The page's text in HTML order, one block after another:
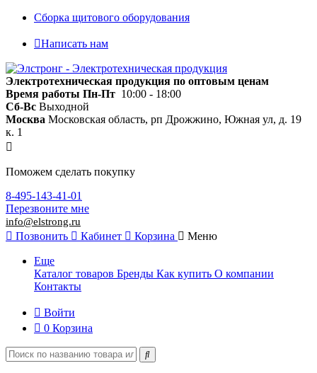
Сборка щитового оборудования
Написать нам
Электротехническая продукция по оптовым ценам
Время работы Пн-Пт 10:00 - 18:00
Сб-Вс Выходной
Москва Московская область, рп Дрожжино, Южная ул, д. 19
к. 1
Поможем сделать покупку
8-495-143-41-01
Перезвоните мне
info@elstrong.ru
Позвонить Кабинет Корзина Меню
Еще
Каталог товаров Бренды Как купить О компании
Контакты
Войти
0 Корзина